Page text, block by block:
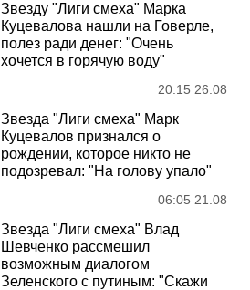
Звезду "Лиги смеха" Марка
Куцевалова нашли на Говерле,
полез ради денег: "Очень
хочется в горячую воду"
20:15 26.08
Звезда "Лиги смеха" Марк
Куцевалов признался о
рождении, которое никто не
подозревал: "На голову упало"
06:05 21.08
Звезда "Лиги смеха" Влад
Шевченко рассмешил
возможным диалогом
Зеленского с путиным: "Скажи